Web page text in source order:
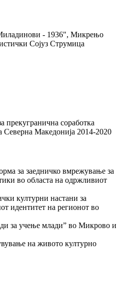
- 1936", Микрењо
Сојуз Струмица
соработка
Северна Македонија 2014-2020
за заедничко вмрежување за
во областа на одржливиот
културни настани за
идентитет на регионот во
за учење млади” во Микрово и
на живото културно